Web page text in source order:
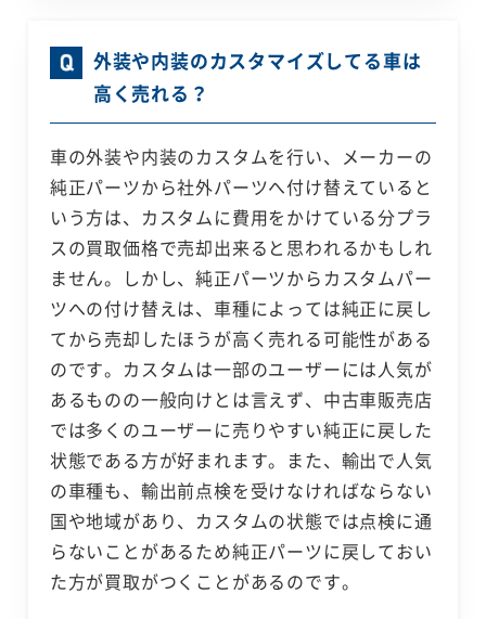
外装や内装のカスタマイズしてる車は
高く売れる？
車の外装や内装のカスタムを行い、メーカーの
純正パーツから社外パーツへ付け替えていると
いう方は、カスタムに費用をかけている分プラ
スの買取価格で売却出来ると思われるかもしれ
ません。しかし、純正パーツからカスタムパー
ツへの付け替えは、車種によっては純正に戻し
てから売却したほうが高く売れる可能性がある
のです。カスタムは一部のユーザーには人気が
あるものの一般向けとは言えず、中古車販売店
では多くのユーザーに売りやすい純正に戻した
状態である方が好まれます。また、輸出で人気
の車種も、輸出前点検を受けなければならない
国や地域があり、カスタムの状態では点検に通
らないことがあるため純正パーツに戻しておい
た方が買取がつくことがあるのです。